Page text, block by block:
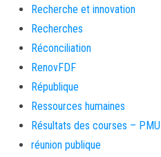
Recherche et innovation
Recherches
Réconciliation
RenovFDF
République
Ressources humaines
Résultats des courses – PMU
réunion publique